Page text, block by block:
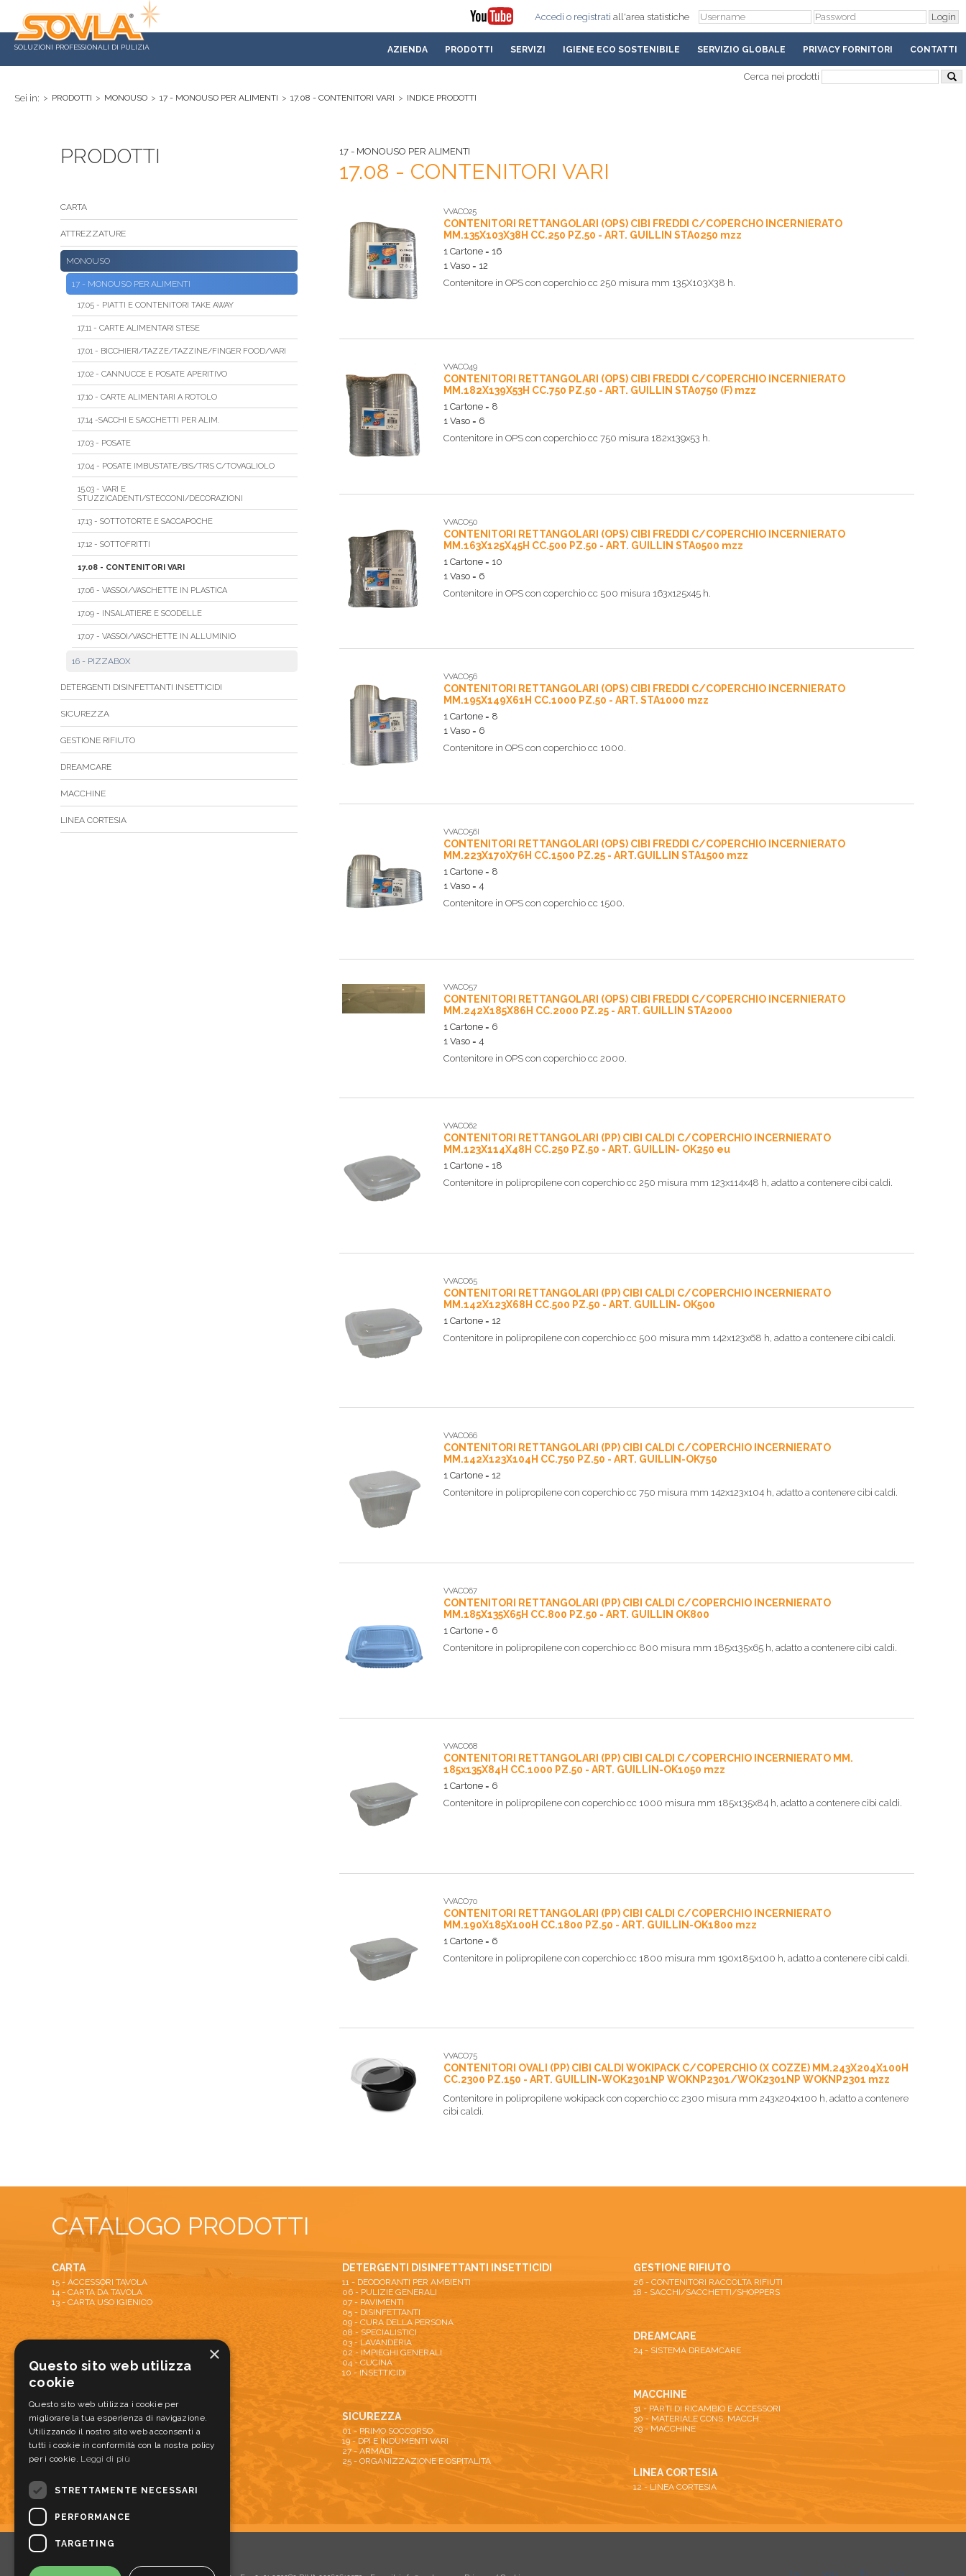
SOLUZIONI PROFESSIONALI DI PULIZIA
Accedi o registrati all'area statistiche
AZIENDA PRODOTTI SERVIZI IGIENE ECO SOSTENIBILE SERVIZIO GLOBALE PRIVACY FORNITORI CONTATTI
Cerca nei prodotti
Sei in: > PRODOTTI > MONOUSO > 17 - MONOUSO PER ALIMENTI > 17.08 - CONTENITORI VARI > INDICE PRODOTTI
PRODOTTI
CARTA
ATTREZZATURE
MONOUSO
17 - MONOUSO PER ALIMENTI
17.05 - PIATTI E CONTENITORI TAKE AWAY
17.11 - CARTE ALIMENTARI STESE
17.01 - BICCHIERI/TAZZE/TAZZINE/FINGER FOOD/VARI
17.02 - CANNUCCE E POSATE APERITIVO
17.10 - CARTE ALIMENTARI A ROTOLO
17.14 -SACCHI E SACCHETTI PER ALIM.
17.03 - POSATE
17.04 - POSATE IMBUSTATE/BIS/TRIS C/TOVAGLIOLO
15.03 - VARI E
STUZZICADENTI/STECCONI/DECORAZIONI
17.13 - SOTTOTORTE E SACCAPOCHE
17.12 - SOTTOFRITTI
17.08 - CONTENITORI VARI
17.06 - VASSOI/VASCHETTE IN PLASTICA
17.09 - INSALATIERE E SCODELLE
17.07 - VASSOI/VASCHETTE IN ALLUMINIO
16 - PIZZABOX
DETERGENTI DISINFETTANTI INSETTICIDI
SICUREZZA
GESTIONE RIFIUTO
DREAMCARE
MACCHINE
LINEA CORTESIA
17 - MONOUSO PER ALIMENTI
17.08 - CONTENITORI VARI
VVACO25
CONTENITORI RETTANGOLARI (OPS) CIBI FREDDI C/COPERCHO INCERNIERATO
MM.135X103X38H CC.250 PZ.50 - ART. GUILLIN STA0250 mzz
1 Cartone = 16
1 Vaso = 12
Contenitore in OPS con coperchio cc 250 misura mm 135X103X38 h.
VVACO49
CONTENITORI RETTANGOLARI (OPS) CIBI FREDDI C/COPERCHIO INCERNIERATO
MM.182X139X53H CC.750 PZ.50 - ART. GUILLIN STA0750 (F) mzz
1 Cartone = 8
1 Vaso = 6
Contenitore in OPS con coperchio cc 750 misura 182x139x53 h.
VVACO50
CONTENITORI RETTANGOLARI (OPS) CIBI FREDDI C/COPERCHIO INCERNIERATO
MM.163X125X45H CC.500 PZ.50 - ART. GUILLIN STA0500 mzz
1 Cartone = 10
1 Vaso = 6
Contenitore in OPS con coperchio cc 500 misura 163x125x45 h.
VVACO56
CONTENITORI RETTANGOLARI (OPS) CIBI FREDDI C/COPERCHIO INCERNIERATO
MM.195X149X61H CC.1000 PZ.50 - ART. STA1000 mzz
1 Cartone = 8
1 Vaso = 6
Contenitore in OPS con coperchio cc 1000.
VVACO56I
CONTENITORI RETTANGOLARI (OPS) CIBI FREDDI C/COPERCHIO INCERNIERATO
MM.223X170X76H CC.1500 PZ.25 - ART.GUILLIN STA1500 mzz
1 Cartone = 8
1 Vaso = 4
Contenitore in OPS con coperchio cc 1500.
VVACO57
CONTENITORI RETTANGOLARI (OPS) CIBI FREDDI C/COPERCHIO INCERNIERATO
MM.242X185X86H CC.2000 PZ.25 - ART. GUILLIN STA2000
1 Cartone = 6
1 Vaso = 4
Contenitore in OPS con coperchio cc 2000.
VVACO62
CONTENITORI RETTANGOLARI (PP) CIBI CALDI C/COPERCHIO INCERNIERATO
MM.123X114X48H CC.250 PZ.50 - ART. GUILLIN- OK250 eu
1 Cartone = 18
Contenitore in polipropilene con coperchio cc 250 misura mm 123x114x48 h, adatto a contenere cibi caldi.
VVACO65
CONTENITORI RETTANGOLARI (PP) CIBI CALDI C/COPERCHIO INCERNIERATO
MM.142X123X68H CC.500 PZ.50 - ART. GUILLIN- OK500
1 Cartone = 12
Contenitore in polipropilene con coperchio cc 500 misura mm 142x123x68 h, adatto a contenere cibi caldi.
VVACO66
CONTENITORI RETTANGOLARI (PP) CIBI CALDI C/COPERCHIO INCERNIERATO
MM.142X123X104H CC.750 PZ.50 - ART. GUILLIN-OK750
1 Cartone = 12
Contenitore in polipropilene con coperchio cc 750 misura mm 142x123x104 h, adatto a contenere cibi caldi.
VVACO67
CONTENITORI RETTANGOLARI (PP) CIBI CALDI C/COPERCHIO INCERNIERATO
MM.185X135X65H CC.800 PZ.50 - ART. GUILLIN OK800
1 Cartone = 6
Contenitore in polipropilene con coperchio cc 800 misura mm 185x135x65 h, adatto a contenere cibi caldi.
VVACO68
CONTENITORI RETTANGOLARI (PP) CIBI CALDI C/COPERCHIO INCERNIERATO MM.
185x135X84H CC.1000 PZ.50 - ART. GUILLIN-OK1050 mzz
1 Cartone = 6
Contenitore in polipropilene con coperchio cc 1000 misura mm 185x135x84 h, adatto a contenere cibi caldi.
VVACO70
CONTENITORI RETTANGOLARI (PP) CIBI CALDI C/COPERCHIO INCERNIERATO
MM.190X185X100H CC.1800 PZ.50 - ART. GUILLIN-OK1800 mzz
1 Cartone = 6
Contenitore in polipropilene con coperchio cc 1800 misura mm 190x185x100 h, adatto a contenere cibi caldi.
VVACO75
CONTENITORI OVALI (PP) CIBI CALDI WOKIPACK C/COPERCHIO (X COZZE) MM.243X204X100H
CC.2300 PZ.150 - ART. GUILLIN-WOK2301NP WOKNP2301/WOK2301NP WOKNP2301 mzz
Contenitore in polipropilene wokipack con coperchio cc 2300 misura mm 243x204x100 h, adatto a contenere
cibi caldi.
CATALOGO PRODOTTI
CARTA
15 - ACCESSORI TAVOLA
14 - CARTA DA TAVOLA
13 - CARTA USO IGIENICO
22 - ATTREZZATURE PULIZIA
20 - DISPENSER E DOSATORI
28 - TAPPETI ANTISPORCO E ANTISCIVOLO
MONOUSO
17 - MONOUSO PER ALIMENTI
16 - PIZZABOX
DETERGENTI DISINFETTANTI INSETTICIDI
11 - DEODORANTI PER AMBIENTI
06 - PULIZIE GENERALI
07 - PAVIMENTI
05 - DISINFETTANTI
09 - CURA DELLA PERSONA
08 - SPECIALISTICI
03 - LAVANDERIA
02 - IMPIEGHI GENERALI
04 - CUCINA
10 - INSETTICIDI
SICUREZZA
01 - PRIMO SOCCORSO
19 - DPI E INDUMENTI VARI
27 - ARMADI
25 - ORGANIZZAZIONE E OSPITALITA
GESTIONE RIFIUTO
26 - CONTENITORI RACCOLTA RIFIUTI
18 - SACCHI/SACCHETTI/SHOPPERS
DREAMCARE
24 - SISTEMA DREAMCARE
MACCHINE
31 - PARTI DI RICAMBIO E ACCESSORI
30 - MATERIALE CONS. MACCH.
29 - MACCHINE
LINEA CORTESIA
12 - LINEA CORTESIA
SOVLA s.r.l.
tw you fb lkn
×
Questo sito web utilizza
cookie
Questo sito web utilizza i cookie per
migliorare la tua esperienza di navigazione.
Utilizzando il nostro sito web acconsenti a
tutti i cookie in conformità con la nostra policy
per i cookie. Leggi di più
STRETTAMENTE NECESSARI
PERFORMANCE
TARGETING